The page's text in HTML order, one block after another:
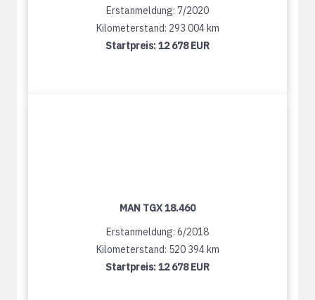
Erstanmeldung: 7/2020
Kilometerstand: 293 004 km
Startpreis:12 678 EUR
MAN TGX 18.460
Erstanmeldung: 6/2018
Kilometerstand: 520 394 km
Startpreis:12 678 EUR